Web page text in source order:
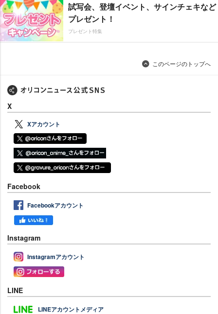
試写会、登壇イベント、サインチェキなど
プレゼント！
プレゼント特集
このページのトップへ
X
Xアカウント
Facebook
Facebookアカウント
Instagram
Instagramアカウント
LINE
LINEアカウントメディア